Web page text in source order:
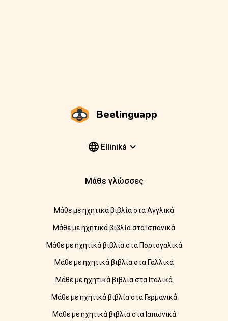
Beelinguapp
Elliniká
Μάθε γλώσσες
Μάθε με ηχητικά βιβλία στα Αγγλικά
Μάθε με ηχητικά βιβλία στα Ισπανικά
Μάθε με ηχητικά βιβλία στα Πορτογαλικά
Μάθε με ηχητικά βιβλία στα Γαλλικά
Μάθε με ηχητικά βιβλία στα Ιταλικά
Μάθε με ηχητικά βιβλία στα Γερμανικά
Μάθε με ηχητικά βιβλία στα Ιαπωνικά